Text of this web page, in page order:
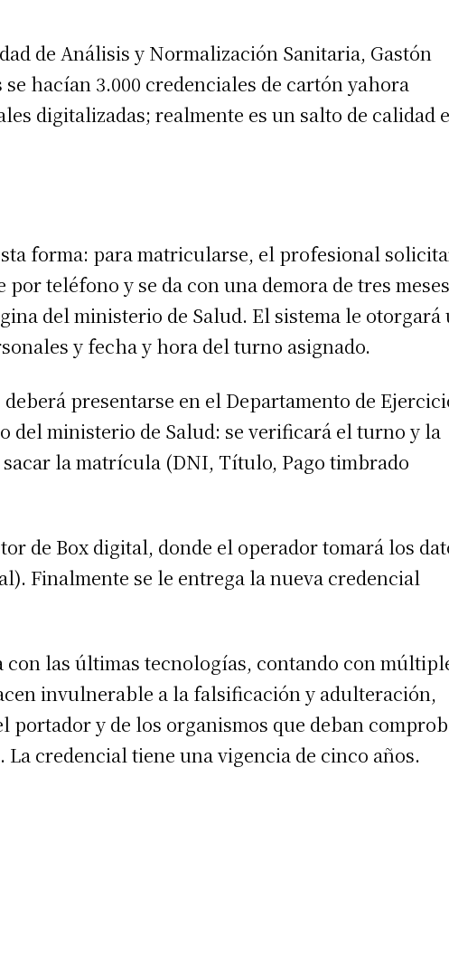
*
Dirección de correo electrónico*
de Análisis y Normalización Sanitaria, Gastón
hacían 3.000 credenciales de cartón yahora
digitalizadas; realmente es un salto de calidad
forma: para matricularse, el profesional
teléfono y se da con una demora de tres
del ministerio de Salud. El sistema le otorgará
y fecha y hora del turno asignado.
presentarse en el Departamento de
del ministerio de Salud: se verificará el turno y la
la matrícula (DNI, Título, Pago timbrado
de Box digital, donde el operador tomará los
Finalmente se le entrega la nueva credencial
con las últimas tecnologías, contando con
invulnerable a la falsificación y adulteración,
portador y de los organismos que deban
La credencial tiene una vigencia de cinco años.